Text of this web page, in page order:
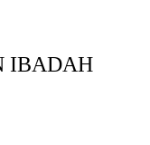
IBADAH